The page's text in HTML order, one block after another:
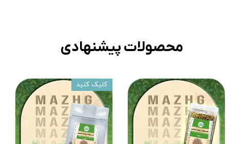
کلیک کنید
محصولات پیشنهادی